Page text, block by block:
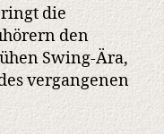
die
den
Swing-Ära,
vergangenen